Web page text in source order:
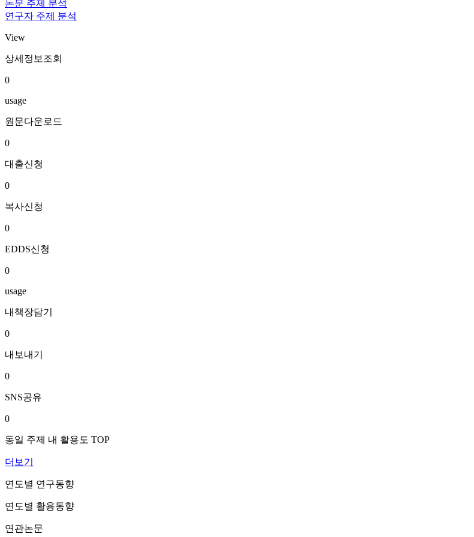
논문 주제 분석
연구자 주제 분석
View
상세정보조회
0
usage
원문다운로드
0
대출신청
0
복사신청
0
EDDS신청
0
usage
내책장담기
0
내보내기
0
SNS공유
0
동일 주제 내 활용도 TOP
더보기
연도별 연구동향
연도별 활용동향
연관논문